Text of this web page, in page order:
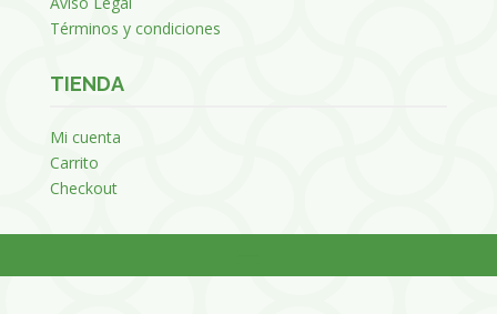
Términos y condiciones
TIENDA
Mi cuenta
Carrito
Checkout